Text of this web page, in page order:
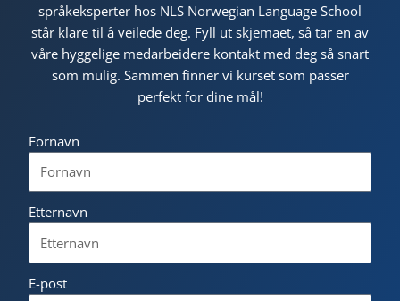
språkeksperter hos NLS Norwegian Language School
står klare til å veilede deg. Fyll ut skjemaet, så tar en av
våre hyggelige medarbeidere kontakt med deg så snart
som mulig. Sammen finner vi kurset som passer
perfekt for dine mål!
Fornavn
Etternavn
E-post